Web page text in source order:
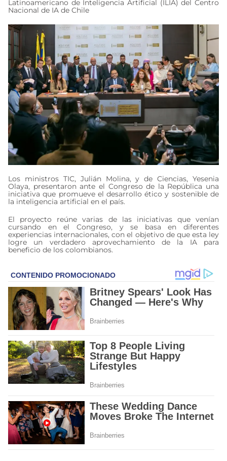
Latinoamericano de Inteligencia Artificial (ILIA) del Centro
Nacional de IA de Chile
Los ministros TIC, Julián Molina, y de Ciencias, Yesenia
Olaya, presentaron ante el Congreso de la República una
iniciativa que promueve el desarrollo ético y sostenible de
la inteligencia artificial en el país.
El proyecto reúne varias de las iniciativas que venían
cursando en el Congreso, y se basa en diferentes
experiencias internacionales, con el objetivo de que esta ley
logre un verdadero aprovechamiento de la IA para
beneficio de los colombianos.